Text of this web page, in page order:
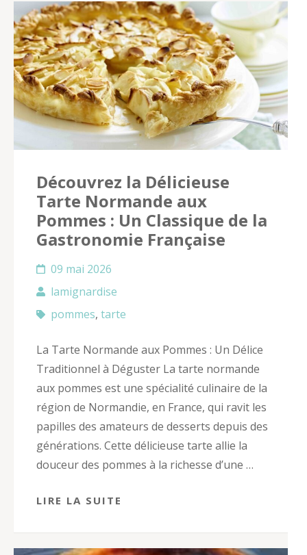
Découvrez la Délicieuse
Tarte Normande aux
Pommes : Un Classique de la
Gastronomie Française
09 mai 2026
lamignardise
pommes, tarte
La Tarte Normande aux Pommes : Un Délice
Traditionnel à Déguster La tarte normande
aux pommes est une spécialité culinaire de la
région de Normandie, en France, qui ravit les
papilles des amateurs de desserts depuis des
générations. Cette délicieuse tarte allie la
douceur des pommes à la richesse d’une …
LIRE LA SUITE